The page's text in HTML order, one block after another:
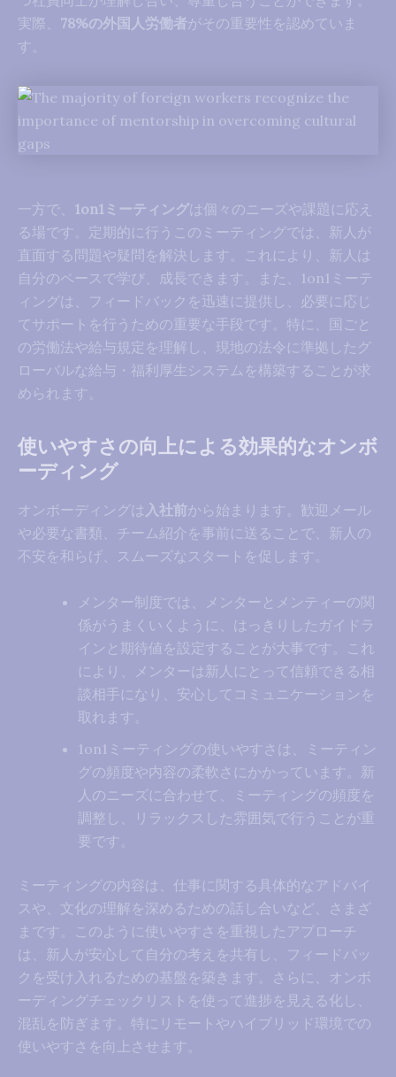
実際、 78%の外国人労働者がその重要性を認めていま
す。
一方で、 1on1ミーティングは個々のニーズや課題に応え
る場です。定期的に行うこのミーティングでは、新人が
直面する問題や疑問を解決します。これにより、新人は
自分のペースで学び、成長できます。また、1on1ミーテ
ィングは、フィードバックを迅速に提供し、必要に応じ
てサポートを行うための重要な手段です。特に、国ごと
の労働法や給与規定を理解し、現地の法令に準拠したグ
ローバルな給与・福利厚生システムを構築することが求
められます。
使いやすさの向上による効果的なオンボ
ーディング
オンボーディングは 入社前から始まります。歓迎メール
や必要な書類、チーム紹介を事前に送ることで、新人の
不安を和らげ、スムーズなスタートを促します。
メンター制度では、メンターとメンティーの関
係がうまくいくように、はっきりしたガイドラ
インと期待値を設定することが大事です。これ
により、メンターは新人にとって信頼できる相
談相手になり、安心してコミュニケーションを
取れます。
1on1ミーティングの使いやすさは、ミーティン
グの頻度や内容の柔軟さにかかっています。新
人のニーズに合わせて、ミーティングの頻度を
調整し、リラックスした雰囲気で行うことが重
要です。
ミーティングの内容は、仕事に関する具体的なアドバイ
スや、文化の理解を深めるための話し合いなど、さまざ
まです。このように使いやすさを重視したアプローチ
は、新人が安心して自分の考えを共有し、フィードバッ
クを受け入れるための基盤を築きます。さらに、オンボ
ーディングチェックリストを使って進捗を見える化し、
混乱を防ぎます。特にリモートやハイブリッド環境での
使いやすさを向上させます。